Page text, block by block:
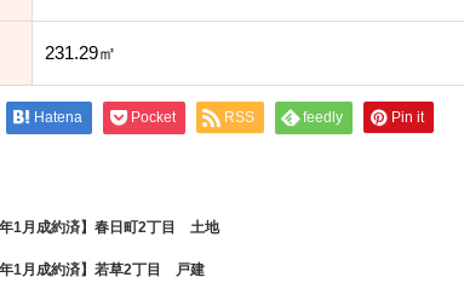
231.29㎡
Hatena Pocket RSS feedly Pin it
年1月成約済】春日町2丁目 土地
年1月成約済】若草2丁目 戸建